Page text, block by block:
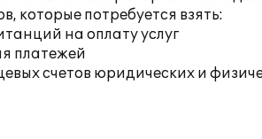
которые потребуется взять:
на оплату услуг
платежей
счетов юридических и